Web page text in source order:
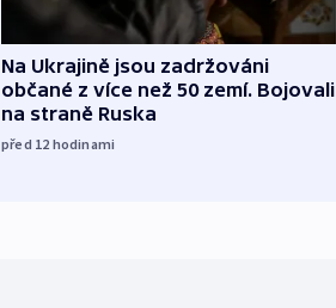
Na Ukrajině jsou zadržováni
občané z více než 50 zemí. Bojovali
na straně Ruska
před 12 hodinami